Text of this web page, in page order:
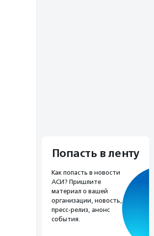
Попасть в ленту
Как попасть в новости
АСИ? Пришлите
материал о вашей
организации, новость,
пресс-релиз, анонс
события.